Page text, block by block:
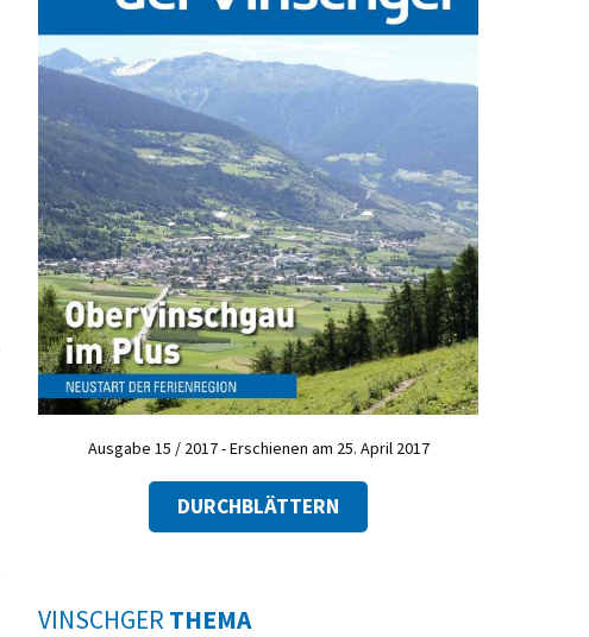
Ausgabe 15 / 2017 - Erschienen am 25. April 2017
DURCHBLÄTTERN
VINSCHGER THEMA